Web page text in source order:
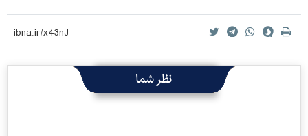
نظر شما